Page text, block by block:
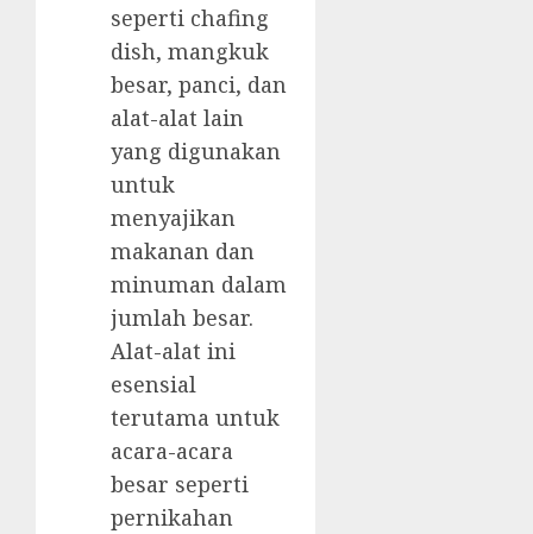
seperti chafing
dish, mangkuk
besar, panci, dan
alat-alat lain
yang digunakan
untuk
menyajikan
makanan dan
minuman dalam
jumlah besar.
Alat-alat ini
esensial
terutama untuk
acara-acara
besar seperti
pernikahan